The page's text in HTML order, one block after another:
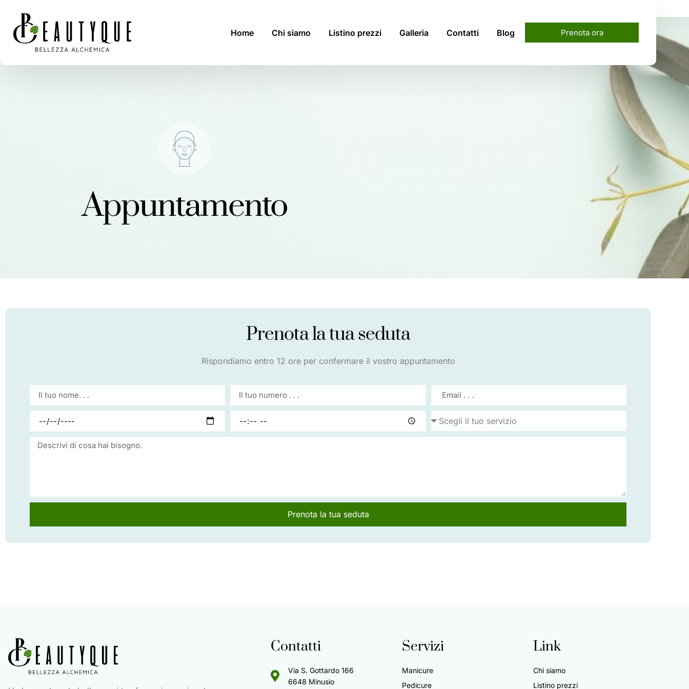
Home Chi siamo Listino prezzi Galleria Contatti Blog Prenota ora
Appuntamento
Prenota la tua seduta
Rispondiamo entro 12 ore per confermare il vostro appuntamento
Prenota la tua seduta
Contatti
Via S. Gottardo 166
6648 Minusio
Servizi
Manicure
Pedicure
Link
Chi siamo
Listino prezzi